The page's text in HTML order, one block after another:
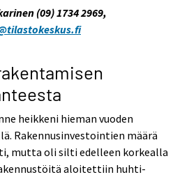
(09) 1734 2969,
heikkeni hieman vuoden
Rakennusinvestointien määrä
mutta oli silti edelleen korkealla
aloitettiin huhti-